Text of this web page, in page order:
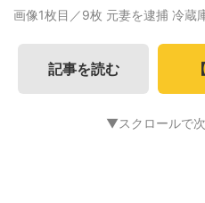
画像1枚目／9枚 元妻を逮捕 冷蔵
記事を読む
▼スクロールで